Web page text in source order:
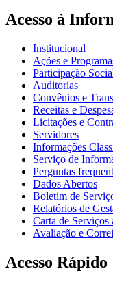
Acesso à
Institucional
Ações e
Participação
Auditorias
Convênios e
Receitas e
Licitações e
Servidores
Informações
Serviço de
Perguntas
Dados Abertos
Boletim de
Relatórios de
Carta de Serviços
Avaliação e
Acesso Rápido